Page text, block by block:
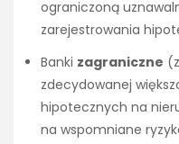
ograniczoną
zarejestrowania
Banki zagraniczne
zdecydowanej
hipotecznych na
na wspomniane